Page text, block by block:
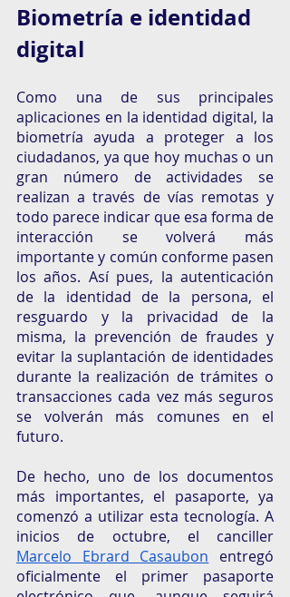
Biometría e identidad
digital
Como una de sus principales
aplicaciones en la identidad digital, la
biometría ayuda a proteger a los
ciudadanos, ya que hoy muchas o un
gran número de actividades se
realizan a través de vías remotas y
todo parece indicar que esa forma de
interacción se volverá más
importante y común conforme pasen
los años. Así pues, la autenticación
de la identidad de la persona, el
resguardo y la privacidad de la
misma, la prevención de fraudes y
evitar la suplantación de identidades
durante la realización de trámites o
transacciones cada vez más seguros
se volverán más comunes en el
futuro.
De hecho, uno de los documentos
más importantes, el pasaporte, ya
comenzó a utilizar esta tecnología. A
Marcelo Ebrard Casaubon entregó
oficialmente el primer pasaporte